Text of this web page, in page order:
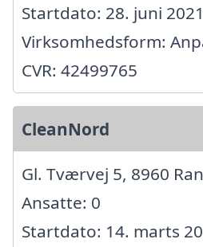
Startdato: 28. juni
Virksomhedsform:
CVR: 42499765
CleanNord
Gl. Tværvej 5, 8960
Ansatte: 0
Startdato: 14. marts